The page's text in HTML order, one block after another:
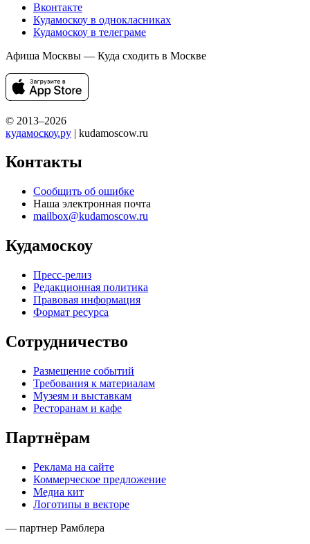
Вконтакте
Кудамоскоу в однокласниках
Кудамоскоу в телеграме
Афиша Москвы — Куда сходить в Москве
© 2013–2026
кудамоскоу.ру | kudamoscow.ru
Контакты
Сообщить об ошибке
Наша электронная почта
mailbox@kudamoscow.ru
Кудамоскоу
Пресс-релиз
Редакционная политика
Правовая информация
Формат ресурса
Сотрудничество
Размещение событий
Требования к материалам
Музеям и выставкам
Ресторанам и кафе
Партнёрам
Реклама на сайте
Коммерческое предложение
Медиа кит
Логотипы в векторе
— партнер Рамблера